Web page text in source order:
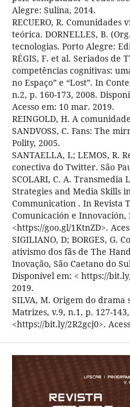
Alegre: Sulina, 2014.
RECUERO, R.
teórica. DORNELLES, B.
tecnologias. Porto Alegre:
RÉGIS, F. et al. Seriados de
competências cognitivas:
no Espaço” e “Lost”. In
n.2, p. 160-173, 2008.
Acesso em: 10 mar. 2019.
REINGOLD, H. A
SANDVOSS, C. Fans: The
Polity, 2005.
SANTAELLA, L; LEMOS, R.
conectiva do Twitter. São
SCOLARI, C. A.
Strategies and Media Skills
Communication . In Revista
Comunicación e Innovación,
<https://goo.gl/1KtnZD>.
SIGILIANO, D; BORGES, G.
ativismo dos fãs de The
Inovação, São Caetano do
Disponível em: < https://
2019.
SILVA, M. Origem do
Matrizes, v.9, n.1, p. 127-
<https://bit.ly/2R2gcj0>.